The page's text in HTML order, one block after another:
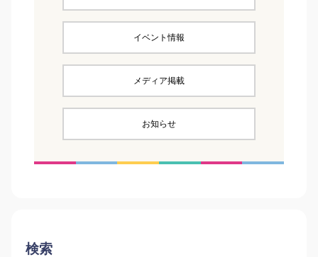
イベント情報
メディア掲載
お知らせ
検索